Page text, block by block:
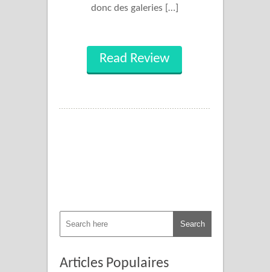
donc des galeries […]
Read Review
Articles Populaires